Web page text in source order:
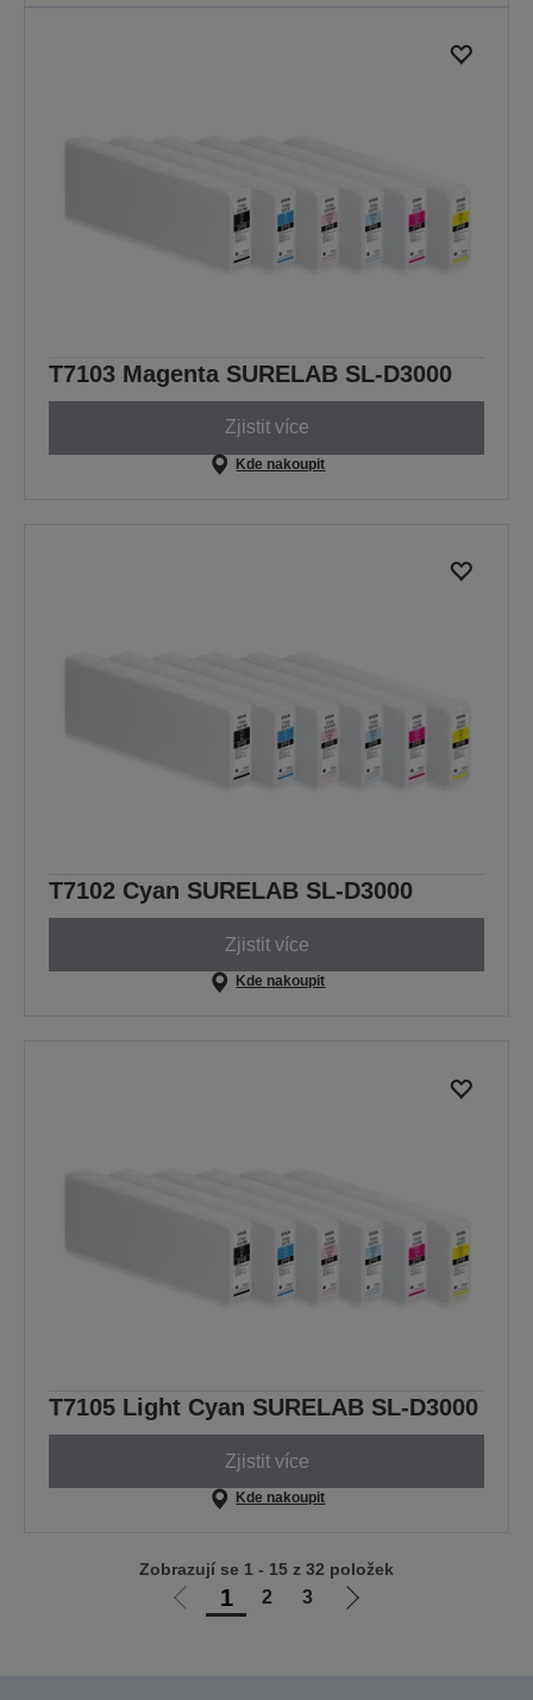
T7103 Magenta SURELAB SL-D3000
Zjistit více
Kde nakoupit
T7102 Cyan SURELAB SL-D3000
Zjistit více
Kde nakoupit
T7105 Light Cyan SURELAB SL-D3000
Zjistit více
Kde nakoupit
Jít
1 2 3
Jít
Zobrazují se 1 - 15 z 32 položek